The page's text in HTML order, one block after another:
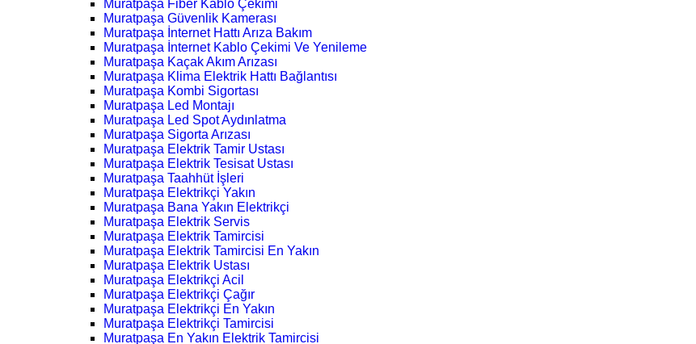
Muratpaşa Fiber Kablo Çekimi
Muratpaşa Güvenlik Kamerası
Muratpaşa İnternet Hattı Arıza Bakım
Muratpaşa İnternet Kablo Çekimi Ve Yenileme
Muratpaşa Kaçak Akım Arızası
Muratpaşa Klima Elektrik Hattı Bağlantısı
Muratpaşa Kombi Sigortası
Muratpaşa Led Montajı
Muratpaşa Led Spot Aydınlatma
Muratpaşa Sigorta Arızası
Muratpaşa Elektrik Tamir Ustası
Muratpaşa Elektrik Tesisat Ustası
Muratpaşa Taahhüt İşleri
Muratpaşa Elektrikçi Yakın
Muratpaşa Bana Yakın Elektrikçi
Muratpaşa Elektrik Servis
Muratpaşa Elektrik Tamircisi
Muratpaşa Elektrik Tamircisi En Yakın
Muratpaşa Elektrik Ustası
Muratpaşa Elektrikçi Acil
Muratpaşa Elektrikçi Çağır
Muratpaşa Elektrikçi En Yakın
Muratpaşa Elektrikçi Tamircisi
Muratpaşa En Yakın Elektrik Tamircisi